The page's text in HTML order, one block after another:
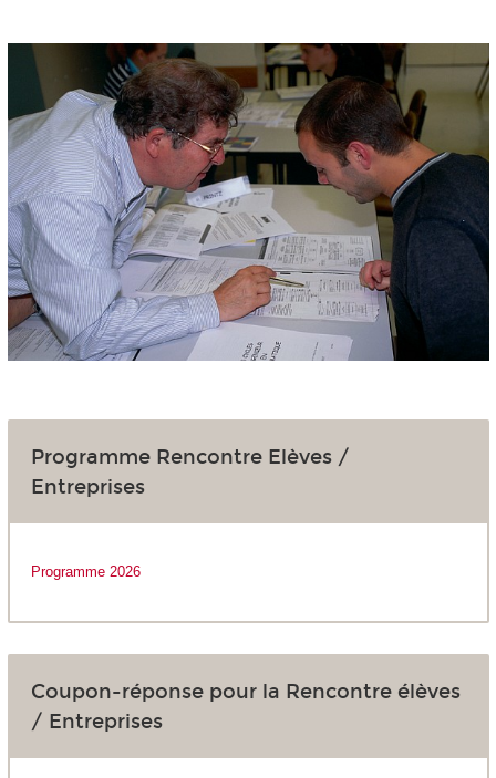
Programme Rencontre Elèves /
Entreprises
Programme 2026
Coupon-réponse pour la Rencontre élèves
/ Entreprises